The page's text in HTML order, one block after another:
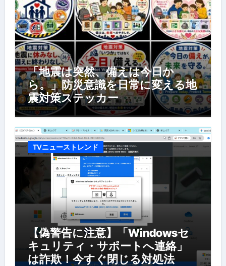
「地震は突然、備えは今日か
ら。」防災意識を日常に変える地
震対策ステッカー
TVニューストレンド
【偽警告に注意】「Windowsセ
キュリティ・サポートへ連絡」
は詐欺！今すぐ閉じる対処法